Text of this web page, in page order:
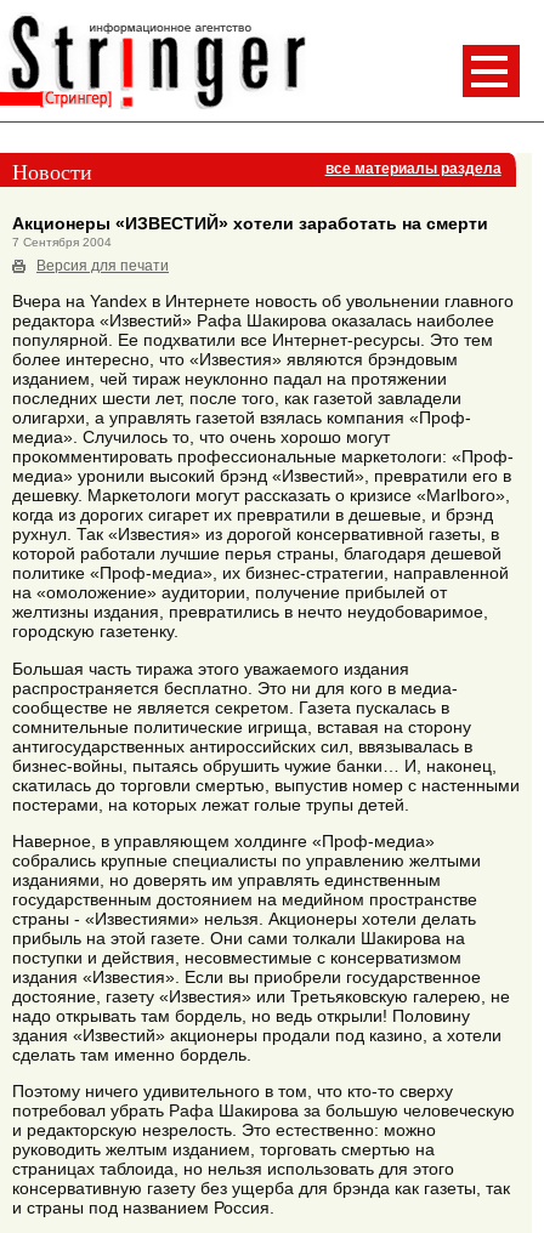
Новости все материалы раздела
Акционеры «ИЗВЕСТИЙ» хотели заработать на смерти
7 Сентября 2004
Версия для печати
Вчера на Yandex в Интернете новость об увольнении главного
редактора «Известий» Рафа Шакирова оказалась наиболее
популярной. Ее подхватили все Интернет-ресурсы. Это тем
более интересно, что «Известия» являются брэндовым
изданием, чей тираж неуклонно падал на протяжении
последних шести лет, после того, как газетой завладели
олигархи, а управлять газетой взялась компания «Проф-
медиа». Случилось то, что очень хорошо могут
прокомментировать профессиональные маркетологи: «Проф-
медиа» уронили высокий брэнд «Известий», превратили его в
дешевку. Маркетологи могут рассказать о кризисе «Marlboro»,
когда из дорогих сигарет их превратили в дешевые, и брэнд
рухнул. Так «Известия» из дорогой консервативной газеты, в
которой работали лучшие перья страны, благодаря дешевой
политике «Проф-медиа», их бизнес-стратегии, направленной
на «омоложение» аудитории, получение прибылей от
желтизны издания, превратились в нечто неудобоваримое,
городскую газетенку.
Большая часть тиража этого уважаемого издания
распространяется бесплатно. Это ни для кого в медиа-
сообществе не является секретом. Газета пускалась в
сомнительные политические игрища, вставая на сторону
антигосударственных антироссийских сил, ввязывалась в
бизнес-войны, пытаясь обрушить чужие банки… И, наконец,
скатилась до торговли смертью, выпустив номер с настенными
постерами, на которых лежат голые трупы детей.
Наверное, в управляющем холдинге «Проф-медиа»
собрались крупные специалисты по управлению желтыми
изданиями, но доверять им управлять единственным
государственным достоянием на медийном пространстве
страны - «Известиями» нельзя. Акционеры хотели делать
прибыль на этой газете. Они сами толкали Шакирова на
поступки и действия, несовместимые с консерватизмом
издания «Известия». Если вы приобрели государственное
достояние, газету «Известия» или Третьяковскую галерею, не
надо открывать там бордель, но ведь открыли! Половину
здания «Известий» акционеры продали под казино, а хотели
сделать там именно бордель.
Поэтому ничего удивительного в том, что кто-то сверху
потребовал убрать Рафа Шакирова за большую человеческую
и редакторскую незрелость. Это естественно: можно
руководить желтым изданием, торговать смертью на
страницах таблоида, но нельзя использовать для этого
консервативную газету без ущерба для брэнда как газеты, так
и страны под названием Россия.